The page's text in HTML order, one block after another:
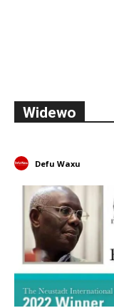
Widewo
Defu Waxu